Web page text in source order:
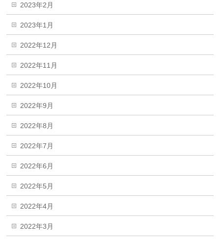
2023年2月
2023年1月
2022年12月
2022年11月
2022年10月
2022年9月
2022年8月
2022年7月
2022年6月
2022年5月
2022年4月
2022年3月